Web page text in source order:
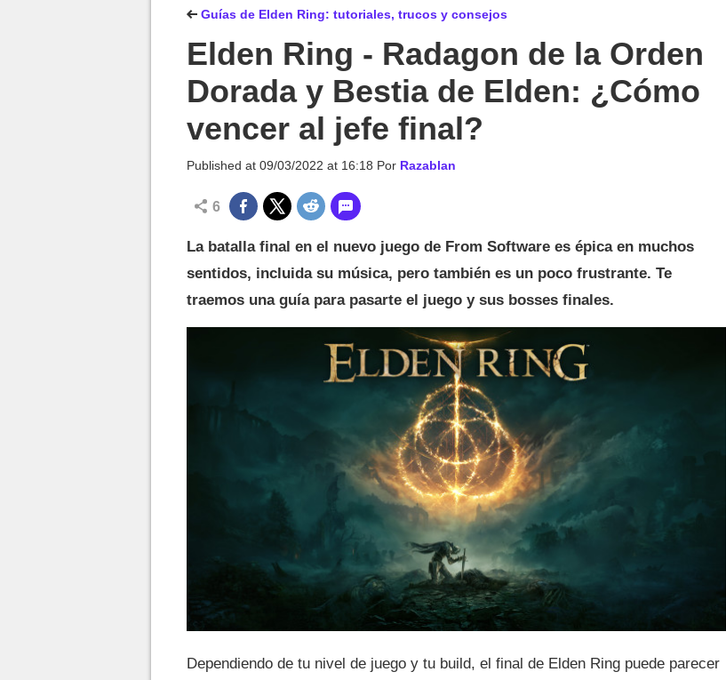
Guías de Elden Ring: tutoriales, trucos y consejos
Elden Ring - Radagon de la Orden
Dorada y Bestia de Elden: ¿Cómo
vencer al jefe final?
Published at 09/03/2022 at 16:18 Por Razablan
6
La batalla final en el nuevo juego de From Software es épica en muchos
sentidos, incluida su música, pero también es un poco frustrante. Te
traemos una guía para pasarte el juego y sus bosses finales.
Dependiendo de tu nivel de juego y tu build, el final de Elden Ring puede parecer